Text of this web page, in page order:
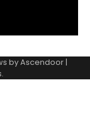
byAscendoor |
.